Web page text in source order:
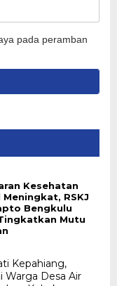
pada peramban
Kesehatan
Meningkat, RSKJ
Bengkulu
Mutu